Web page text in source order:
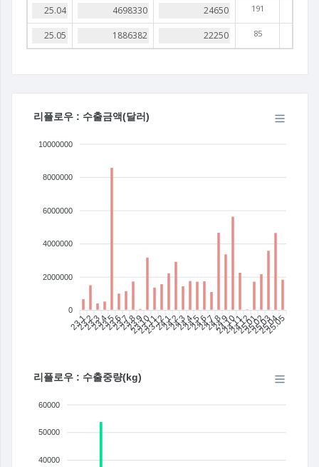
191
85
리플로우 : 수출금액(달러)
10000000
8000000
6000000
4000000
2000000
0
23.1
23.2
23.3
23.4
23.5
23.6
23.7
23.8
23.9
23.10
23.11
23.12
24.1
24.2
24.3
24.4
24.5
24.6
24.7
24.8
24.9
24.10
24.11
24.12
25.01
25.02
25.03
25.04
25.05
리플로우 : 수출중량(kg)
60000
50000
40000